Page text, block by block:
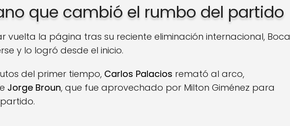
que cambió el rumbo del partido
vuelta la página tras su reciente eliminación internacional, Boca
y lo logró desde el inicio.
del primer tiempo, Carlos Palacios remató al arco,
Jorge Broun, que fue aprovechado por Milton Giménez para